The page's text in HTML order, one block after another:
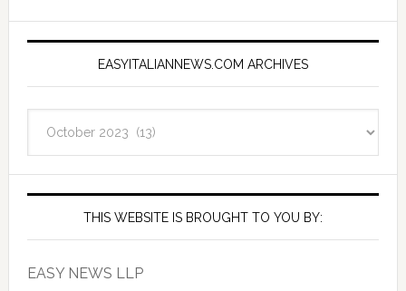
EASYITALIANNEWS.COM ARCHIVES
Archives
THIS WEBSITE IS BROUGHT TO YOU BY:
EASY NEWS LLP